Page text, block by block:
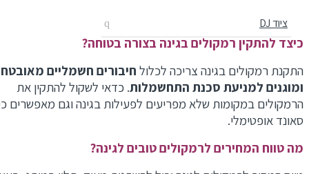
ציוד DJ
כיצד להתקין רמקולים בגינה בצורה בטוחה?
התקנת רמקולים בגינה צריכה לכלולחיבורים חשמליים
ומוגניםלמניעת סכנת התחשמלות. כדאי לשקול להתקין את
הרמקולים במקומות שלא מפריעים לפעילות בגינה וגם מאפשרים
סאונד אופטימלי.
מה טווח המחירים לרמקולים טובים לגינה?